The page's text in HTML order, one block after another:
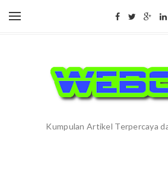
Kumpulan Artikel Terpercaya